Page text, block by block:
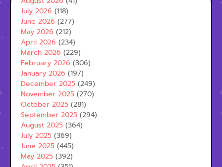
July 2026 (118)
June 2026 (277)
May 2026 (212)
April 2026 (234)
March 2026 (229)
February 2026 (306)
January 2026 (197)
December 2025 (249)
November 2025 (270)
October 2025 (281)
September 2025 (294)
August 2025 (364)
July 2025 (369)
June 2025 (445)
May 2025 (392)